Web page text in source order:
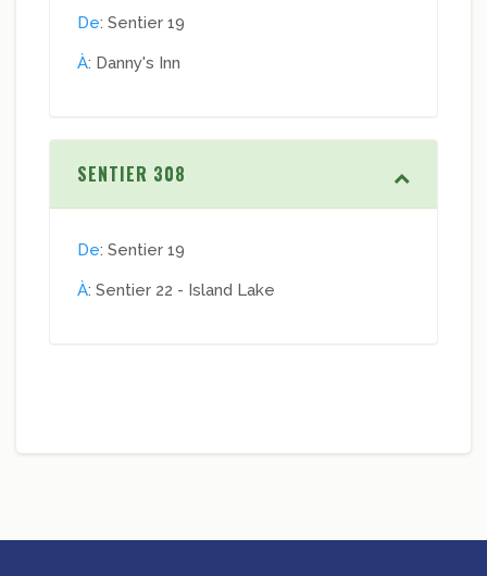
De: Sentier 19
À: Danny's Inn
SENTIER 308
De: Sentier 19
À: Sentier 22 - Island Lake